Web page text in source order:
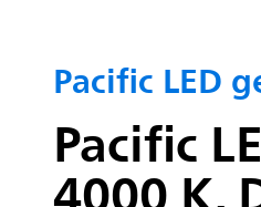
Pacific LED
Pacific